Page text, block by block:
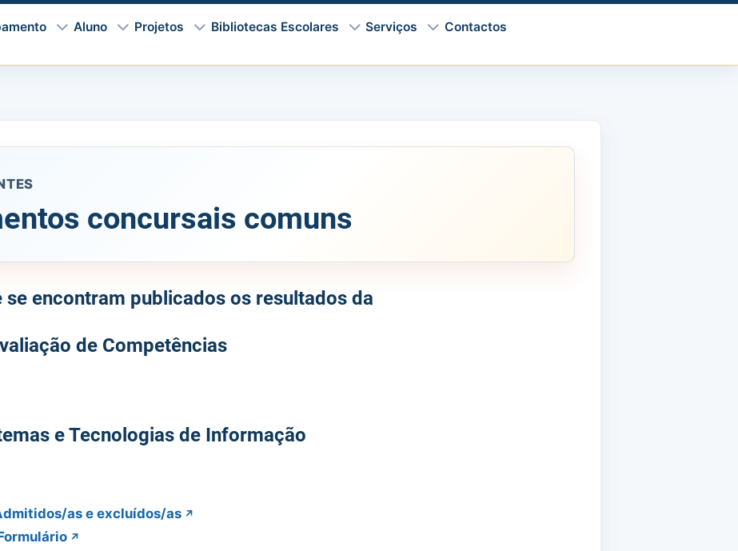
Aluno Projetos Bibliotecas Escolares Serviços Contactos
concursais comuns
se encontram publicados os resultados da
de Competências
e Tecnologias de Informação
as e excluídos/as